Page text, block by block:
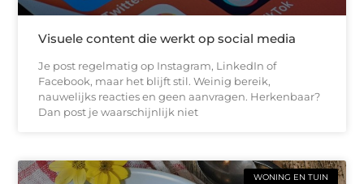
Visuele content die werkt op social media
Je post regelmatig op Instagram, LinkedIn of
Facebook, maar het blijft stil. Weinig bereik,
nauwelijks reacties en geen aanvragen. Herkenbaar?
Dan post je waarschijnlijk niet
WONING EN TUIN